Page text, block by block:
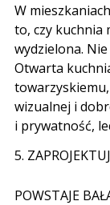
W
to, czy kuchnia
wydzielona.
Otwarta
wizualnej i
i prywatność,
5.
POWSTAJE